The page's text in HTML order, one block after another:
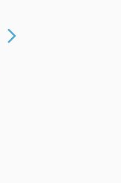
た栄光 銀河辺
ーズ7 (ハヤカ
SF 206)
トラム・...